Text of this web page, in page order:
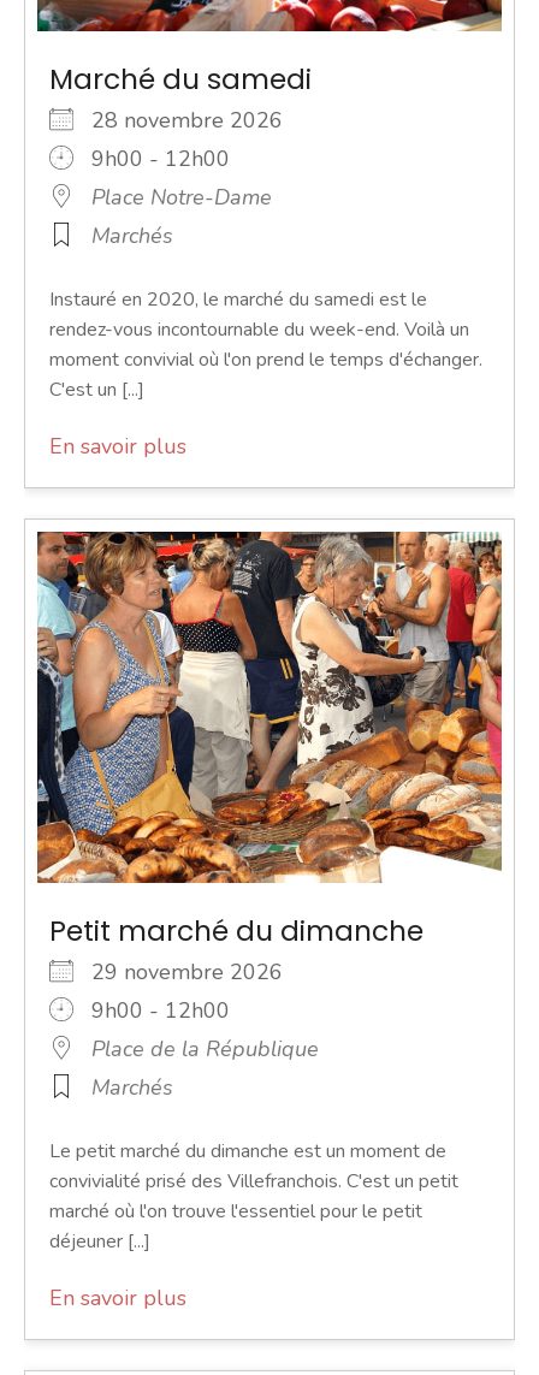
Marché du samedi
28 novembre 2026
9h00 - 12h00
Place Notre-Dame
Marchés
Instauré en 2020, le marché du samedi est le
rendez-vous incontournable du week-end. Voilà un
moment convivial où l'on prend le temps d'échanger.
C'est un [...]
En savoir plus
Petit marché du dimanche
29 novembre 2026
9h00 - 12h00
Place de la République
Marchés
Le petit marché du dimanche est un moment de
convivialité prisé des Villefranchois. C'est un petit
marché où l'on trouve l'essentiel pour le petit
déjeuner [...]
En savoir plus